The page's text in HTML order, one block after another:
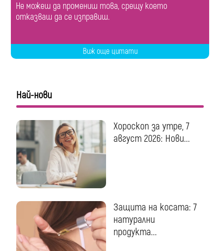
Не можеш да промениш това, срещу което
отказваш да се изправиш.
Виж още цитати
Най-нови
Хороскоп за утре, 7
август 2026: Нови...
Защита на косата: 7
натурални
продукта...